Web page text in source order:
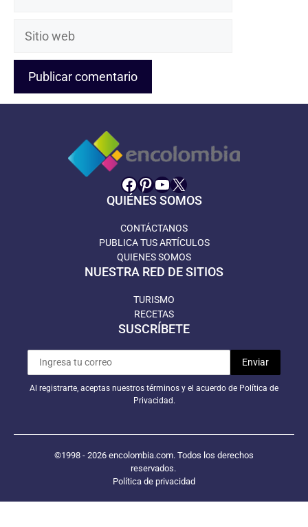
Sitio
Facebook
Pinterest
YouTube
X
QUIÉNES SOMOS
CONTÁCTANOS
PUBLICA TUS ARTÍCULOS
QUIENES SOMOS
NUESTRA RED DE SITIOS
TURISMO
RECETAS
SUSCRÍBETE
Al registrarte, aceptas nuestros términos y el acuerdo de Política de
Privacidad.
©1998 - 2026 encolombia.com. Todos los derechos
reservados.
Política de privacidad